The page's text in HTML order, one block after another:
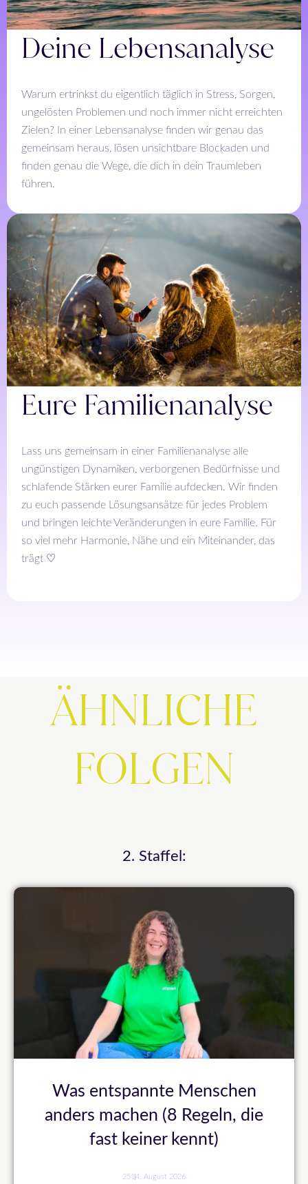
Deine Lebensanalyse
Warum ertrinkst du eigentlich täglich in Stress, Sorgen,
ungelösten Problemen und noch immer nicht erreichten
Zielen? In einer Lebensanalyse finden wir genau das
gemeinsam heraus, lösen unsichtbare Blockaden und
finden genau die Wege, die dich in dein Traumleben
führen.
Eure Familienanalyse
Lass uns gemeinsam in einer Familienanalyse alle
ungünstigen Dynamiken, verborgenen Bedürfnisse und
schlafende Stärken eurer Familie aufdecken. Wir finden
zu euch passende Lösungsansätze für jedes Problem
und bringen leichte Veränderungen in eure Familie. Für
so viel mehr Harmonie, Nähe und ein Miteinander, das
trägt ♡
ÄHNLICHE
FOLGEN
2. Staffel:
Was entspannte Menschen
anders machen (8 Regeln, die
fast keiner kennt)
2514. August 2026